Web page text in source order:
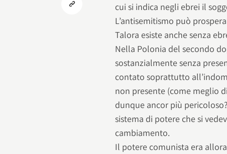
cui si indica negli ebrei il
L’antisemitismo può
Talora esiste anche senza
Nella Polonia del secondo
sostanzialmente senza
contato soprattutto
non presente (come meglio
dunque ancor più
sistema di potere che si
cambiamento.
Il potere comunista era